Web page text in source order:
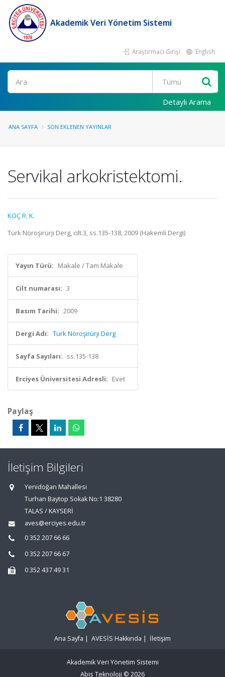
Akademik Veri Yönetim Sistemi
Araştırmacı Girişi English
Ara
Detaylı Arama
ANA SAYFA SON EKLENEN YAYINLAR
Servikal arkokristektomi.
KOÇ R. K.
Türk Nöroşirürji Derg, cilt.3, ss.135-138, 2009 (Hakemli Dergi)
Yayın Türü: Makale / Tam Makale
Cilt numarası: 3
Basım Tarihi: 2009
Dergi Adı: Türk Nöroşirürji Derg
Sayfa Sayıları: ss.135-138
Erciyes Üniversitesi Adresli: Evet
Paylaş
İletişim Bilgileri
Yenidoğan Mahallesi
Turhan Baytop Sokak No:1 38280
TALAS / KAYSERİ
aves@erciyes.edu.tr
0 352 207 66 66
0 352 207 66 67
0 352 437 49 31
Ana Sayfa | AVESİS Hakkında | İletişim
Akademik Veri Yönetim Sistemi
Abis Teknoloji © 2026